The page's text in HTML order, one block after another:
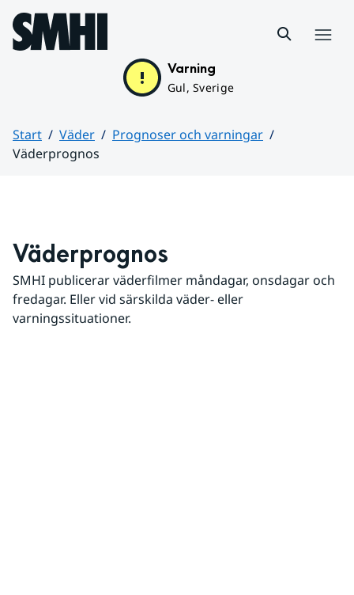
Hoppa till sidans innehåll
Varning
Gul, Sverige
Start Väder
Prognoser och varningar
Väderprognos
Väderprognos
SMHI publicerar väderfilmer måndagar, onsdagar och
fredagar. Eller vid särskilda väder- eller
varningssituationer.